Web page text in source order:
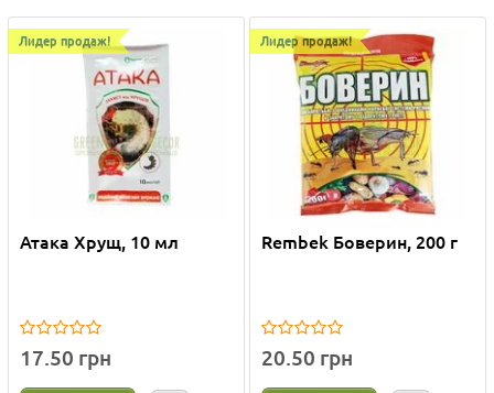
Лидер продаж!
Атака Хрущ, 10 мл
17.50 грн
Лидер продаж!
Rembek Боверин, 200 г
20.50 грн